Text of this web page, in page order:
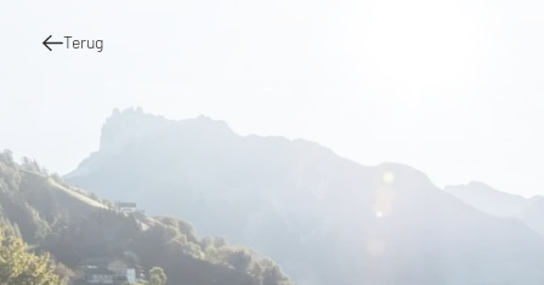
Terug